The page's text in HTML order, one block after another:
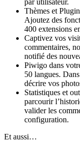
par utilisateur.
Thèmes et
Ajoutez des
400 extensions
Captivez vos
commentaires,
notifié des
Piwigo dans
50 langues.
décrire vos
Statistiques et
parcourir
valider les
configuration.
Et aussi…